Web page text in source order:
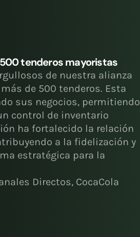
tenderos mayoristas
de nuestra alianza
de 500 tenderos. Esta
sus negocios, permitiendo
control de inventario
ha fortalecido la relación
a la fidelización y
estratégica para la
Directos, CocaCola